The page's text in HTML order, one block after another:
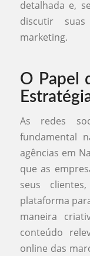
detalhada e,
discutir
marketing.
O Papel
As redes
fundamental
agências em
que as
seus
plataforma
maneira
conteúdo
online das